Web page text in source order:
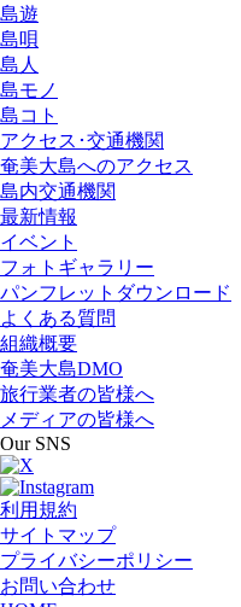
島遊
島唄
島人
島モノ
島コト
アクセス･交通機関
奄美大島へのアクセス
島内交通機関
最新情報
イベント
フォトギャラリー
パンフレットダウンロード
よくある質問
組織概要
奄美大島DMO
旅行業者の皆様へ
メディアの皆様へ
Our SNS
利用規約
サイトマップ
プライバシーポリシー
お問い合わせ